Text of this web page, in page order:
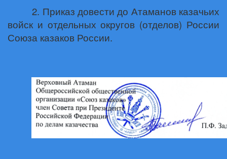
2. Приказ довести до Атаманов казачьих
войск и отдельных округов (отделов) России
Союза казаков России.